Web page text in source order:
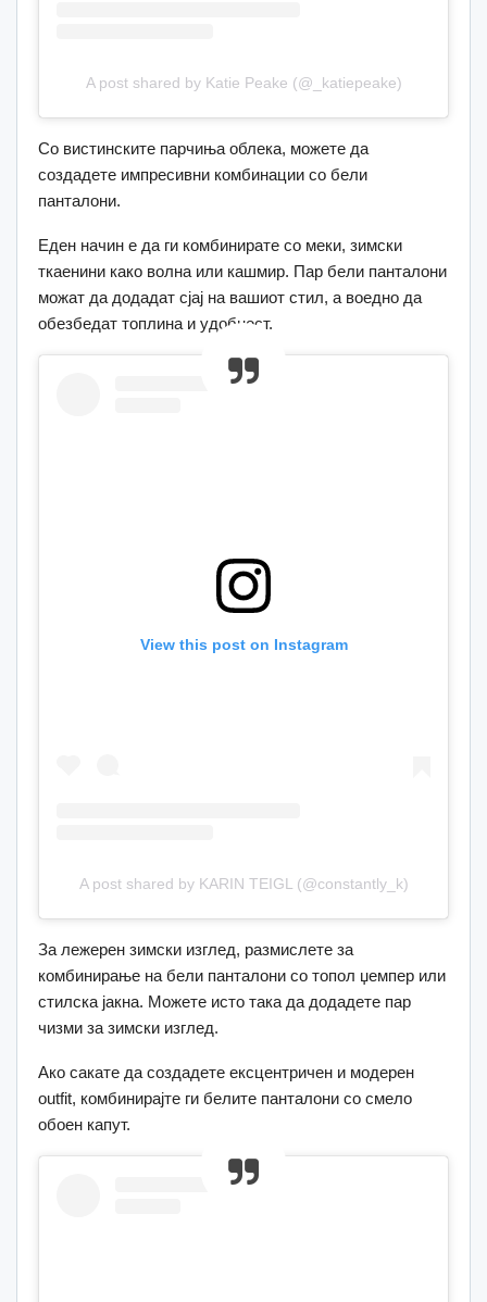
A post shared by Katie Peake (@_katiepeake)
Со вистинските парчиња облека, можете да
создадете импресивни комбинации со бели
панталони.
Еден начин е да ги комбинирате со меки, зимски
ткаенини како волна или кашмир. Пар бели панталони
можат да додадат сјај на вашиот стил, а воедно да
обезбедат топлина и удобност.
View this post on Instagram
A post shared by KARIN TEIGL (@constantly_k)
За лежерен зимски изглед, размислете за
комбинирање на бели панталони со топол џемпер или
стилска јакна. Можете исто така да додадете пар
чизми за зимски изглед.
Ако сакате да создадете ексцентричен и модерен
outfit, комбинирајте ги белите панталони со смело
обоен капут.